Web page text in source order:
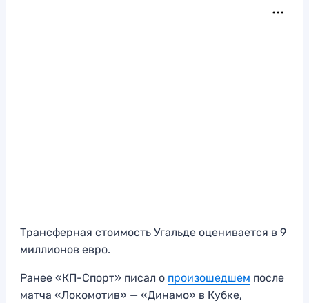
Трансферная стоимость Угальде оценивается в 9
миллионов евро.
Ранее «КП-Спорт» писал о произошедшем после
матча «Локомотив» — «Динамо» в Кубке,